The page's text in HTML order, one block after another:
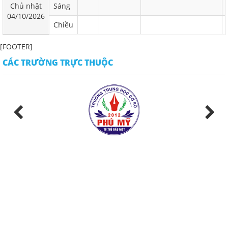
Chủ nhật
04/10/2026
Sáng
Chiều
[FOOTER]
CÁC TRƯỜNG TRỰC THUỘC